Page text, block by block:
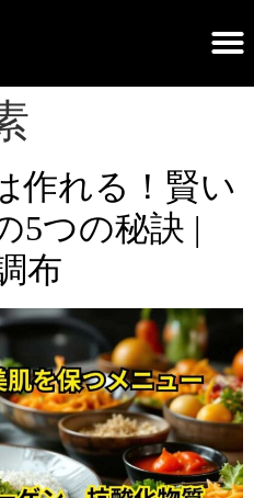
作れる！賢い
5つの秘訣 |
布